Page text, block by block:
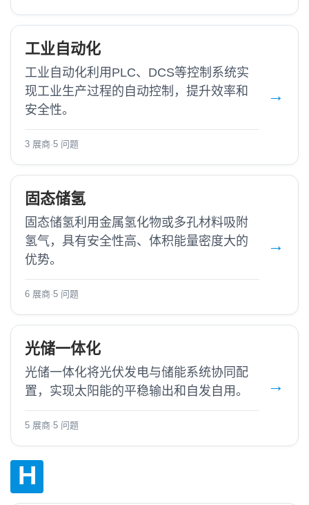
工业自动化
工业自动化利用PLC、DCS等控制系统实
现工业生产过程的自动控制，提升效率和
安全性。
3 展商·5 问题
固态储氢
固态储氢利用金属氢化物或多孔材料吸附
氢气，具有安全性高、体积能量密度大的
优势。
6 展商·5 问题
光储一体化
光储一体化将光伏发电与储能系统协同配
置，实现太阳能的平稳输出和自发自用。
5 展商·5 问题
H